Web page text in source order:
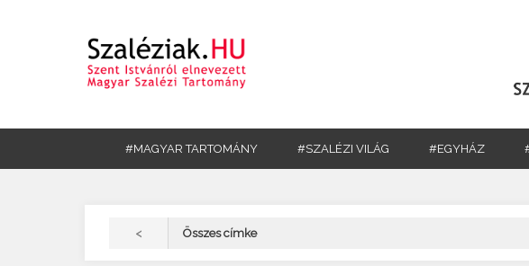
#MAGYAR TARTOMÁNY #SZALÉZI VILÁG #EGYHÁZ
< Összes címke